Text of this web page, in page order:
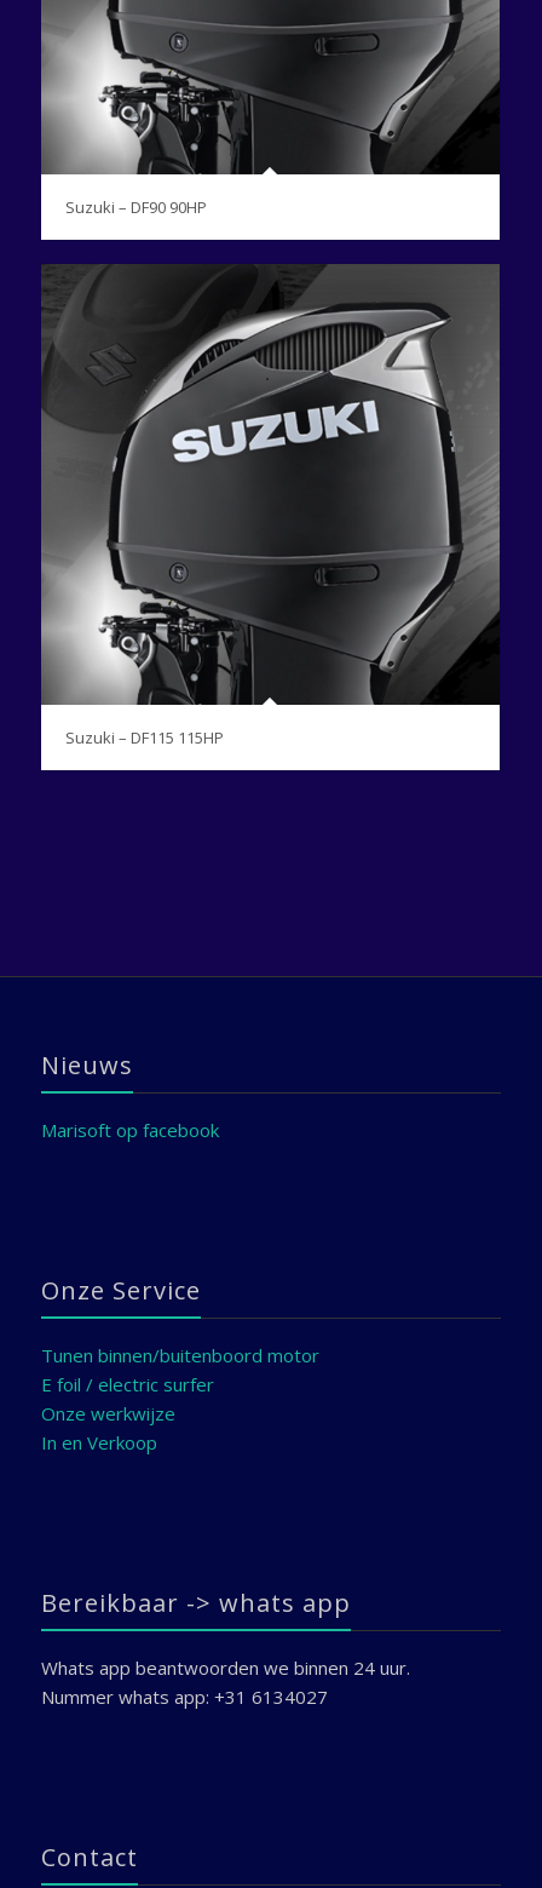
Suzuki – DF90 90HP
Suzuki – DF115 115HP
Nieuws
Marisoft op facebook
Onze Service
Tunen binnen/buitenboord motor
E foil / electric surfer
Onze werkwijze
In en Verkoop
Bereikbaar -> whats app
Whats app beantwoorden we binnen 24 uur.
Nummer whats app: +31 6134027
Contact